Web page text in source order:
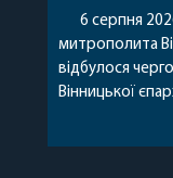
6 серпня
митрополита
відбулося
Вінницької
секретар